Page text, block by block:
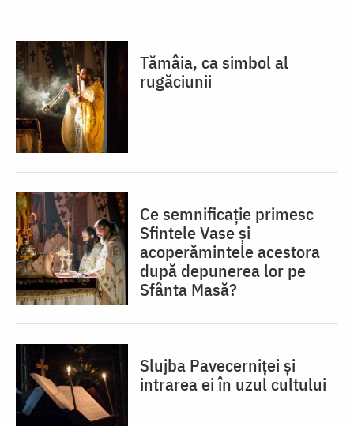
Tămâia, ca simbol al
rugăciunii
Ce semnificație primesc
Sfintele Vase și
acoperămintele acestora
după depunerea lor pe
Sfânta Masă?
Slujba Pavecerniței și
intrarea ei în uzul cultului